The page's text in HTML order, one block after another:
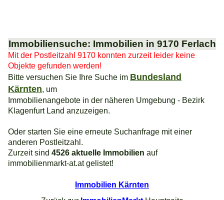
Immobiliensuche: Immobilien in 9170 Ferlach
Mit der Postleitzahl 9170 konnten zurzeit leider keine
Objekte gefunden werden!
Bitte versuchen Sie Ihre Suche im Bundesland
Kärnten, um
Immobilienangebote in der näheren Umgebung - Bezirk
Klagenfurt Land anzuzeigen.
Oder starten Sie eine erneute Suchanfrage mit einer
anderen Postleitzahl.
Zurzeit sind4526 aktuelle Immobilien auf
immobilienmarkt-at.at gelistet!
Immobilien Kärnten